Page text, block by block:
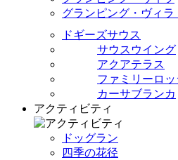
グランピング・ヴィラ
ドギーズサウス
サウスウイング
アクアテラス
ファミリーロ
カーサブランカ
アクティビティ
ドッグラン
四季の花径